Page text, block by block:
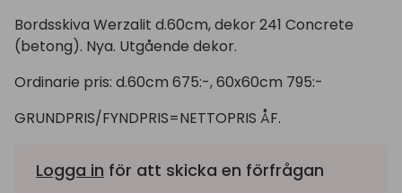
Bordsskiva Werzalit d.60cm, dekor 241 Concrete
(betong). Nya. Utgående dekor.
Ordinarie pris: d.60cm 675:-, 60x60cm 795:-
GRUNDPRIS/FYNDPRIS=NETTOPRIS ÅF.
Logga in för att skicka en förfrågan